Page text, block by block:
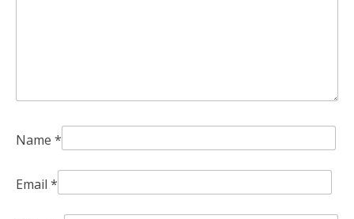
Name *
Email *